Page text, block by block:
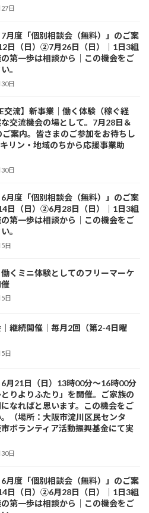
日
7月度「個別相談会（無料）」のご案
日（日）②7月26日（日）｜1日3組
第一歩は相談から｜この機会をご
。
日
交流】新事業｜働く体験（稼ぐ経
交流機会の場として。7月28日＆
ご案内。皆さまのご参加をお待ちし
リン・地域のちから応援事業助
日
6月度「個別相談会（無料）」のご案
日（日）②6月28日（日）｜1日3組
第一歩は相談から｜この機会をご
。
日
くミニ体験としてのフリーマーケ
日
継続開催｜毎月2回（第2-4日曜
日
6月21日（日）13時00分～16時00分
りよりふたり」を開催。ご家族の
なればと思います。この機会をご
（場所：大阪市淀川区民センタ
ボランティア活動振興基金にて実
日
6月度「個別相談会（無料）」のご案
日（日）②6月28日（日）｜1日3組
第一歩は相談から｜この機会をご